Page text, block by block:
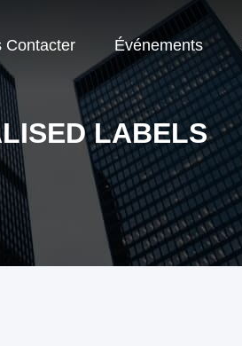
Contacter Événements
LABELS